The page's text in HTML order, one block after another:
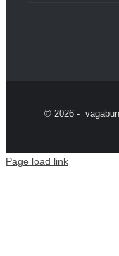
© 2026 -
Page load link